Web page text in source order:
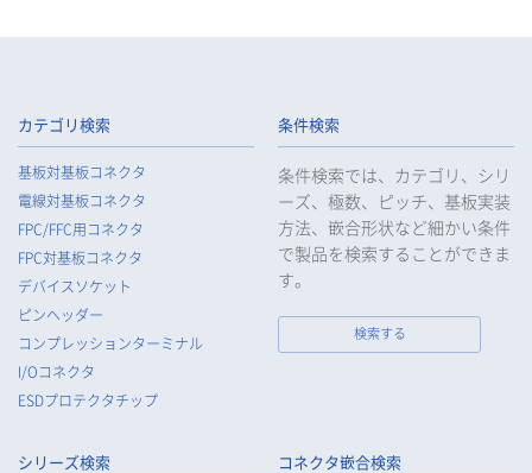
カテゴリ検索
基板対基板コネクタ
電線対基板コネクタ
FPC/FFC用コネクタ
FPC対基板コネクタ
デバイスソケット
ピンヘッダー
コンプレッションターミナル
I/Oコネクタ
ESDプロテクタチップ
条件検索
条件検索では、カテゴリ、シリ
ーズ、極数、ピッチ、基板実装
方法、嵌合形状など細かい条件
で製品を検索することができま
す。
検索する
シリーズ検索 コネクタ嵌合検索